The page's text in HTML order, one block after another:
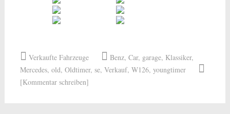
Verkaufte Fahrzeuge Benz, Car, garage, Klassiker,
Mercedes, old, Oldtimer, se, Verkauf, W126, youngtimer
[Kommentar schreiben]